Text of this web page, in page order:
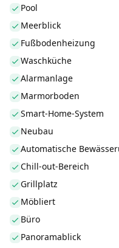
Pool
Meerblick
Fußbodenheizung
Waschküche
Alarmanlage
Marmorboden
Smart-Home-System
Neubau
Automatische
Chill-out-Bereich
Grillplatz
Möbliert
Büro
Panoramablick